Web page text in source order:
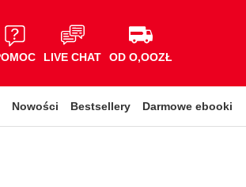
LIVE CHAT OD O,OOZŁ
Nowości Bestsellery Darmowe ebooki